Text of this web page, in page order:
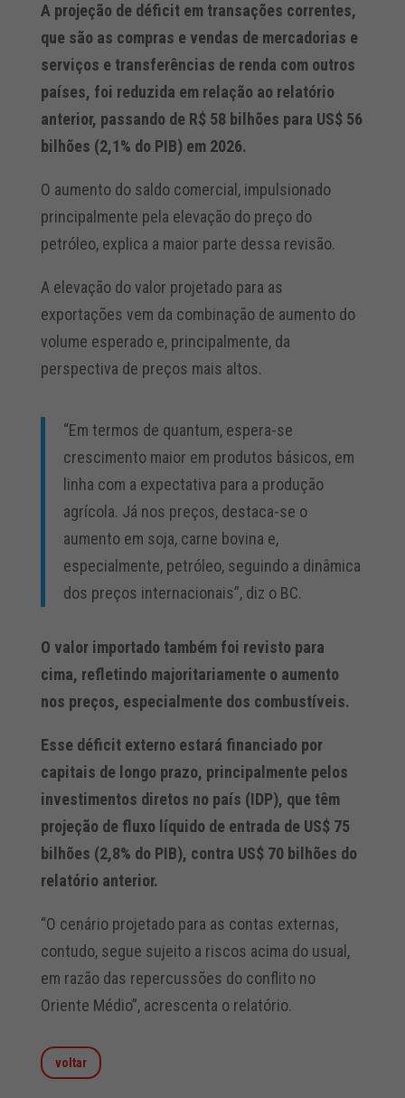
A projeção de déficit em transações correntes,
que são as compras e vendas de mercadorias e
serviços e transferências de renda com outros
países, foi reduzida em relação ao relatório
anterior, passando de R$ 58 bilhões para US$ 56
bilhões (2,1% do PIB) em 2026.
O aumento do saldo comercial, impulsionado
principalmente pela elevação do preço do
petróleo, explica a maior parte dessa revisão.
A elevação do valor projetado para as
exportações vem da combinação de aumento do
volume esperado e, principalmente, da
perspectiva de preços mais altos.
“Em termos de quantum, espera-se
crescimento maior em produtos básicos, em
linha com a expectativa para a produção
agrícola. Já nos preços, destaca-se o
aumento em soja, carne bovina e,
especialmente, petróleo, seguindo a dinâmica
dos preços internacionais”, diz o BC.
O valor importado também foi revisto para
cima, refletindo majoritariamente o aumento
nos preços, especialmente dos combustíveis.
Esse déficit externo estará financiado por
capitais de longo prazo, principalmente pelos
investimentos diretos no país (IDP), que têm
projeção de fluxo líquido de entrada de US$ 75
bilhões (2,8% do PIB), contra US$ 70 bilhões do
relatório anterior.
“O cenário projetado para as contas externas,
contudo, segue sujeito a riscos acima do usual,
em razão das repercussões do conflito no
Oriente Médio”, acrescenta o relatório.
voltar